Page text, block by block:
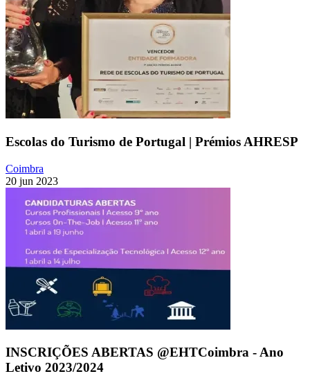
Escolas do Turismo de Portugal | Prémios AHRESP
Coimbra
20 jun 2023
INSCRIÇÕES ABERTAS @EHTCoimbra - Ano
Letivo 2023/2024